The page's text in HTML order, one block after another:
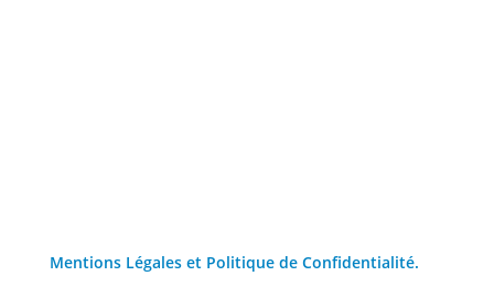
Mentions Légales et Politique de Confidentialité.